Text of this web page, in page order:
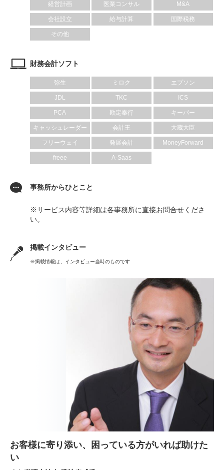
経営計画 医業コンサル M&A
会社設立 給与計算 国際税務
その他
財務会計ソフト
弥生 ミロク エプソン
JDL TKC ICS
PCA 勘定奉行 キーパー
キャッシュレーダー 会計王 大蔵大臣
フリーウェイ 発展会計 MoneyForward
freee A-Saas
事務所からひとこと
※サービス内容等詳細は各事務所に直接お問合せくださ
い。
掲載インタビュー
※掲載情報は、インタビュー当時のものです
お客様に寄り添い、困っている方がいれば助けた
い